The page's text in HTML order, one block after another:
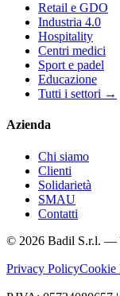
Retail e GDO
Industria 4.0
Hospitality
Centri medici
Sport e padel
Educazione
Tutti i settori →
Azienda
Chi siamo
Clienti
Solidarietà
SMAU
Contatti
© 2026 Badil S.r.l. —
Privacy PolicyCookie